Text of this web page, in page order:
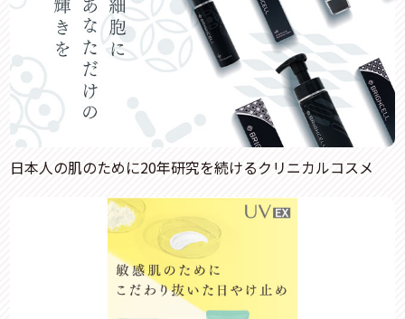
日本人の肌のために20年研究を続けるクリニカルコスメ